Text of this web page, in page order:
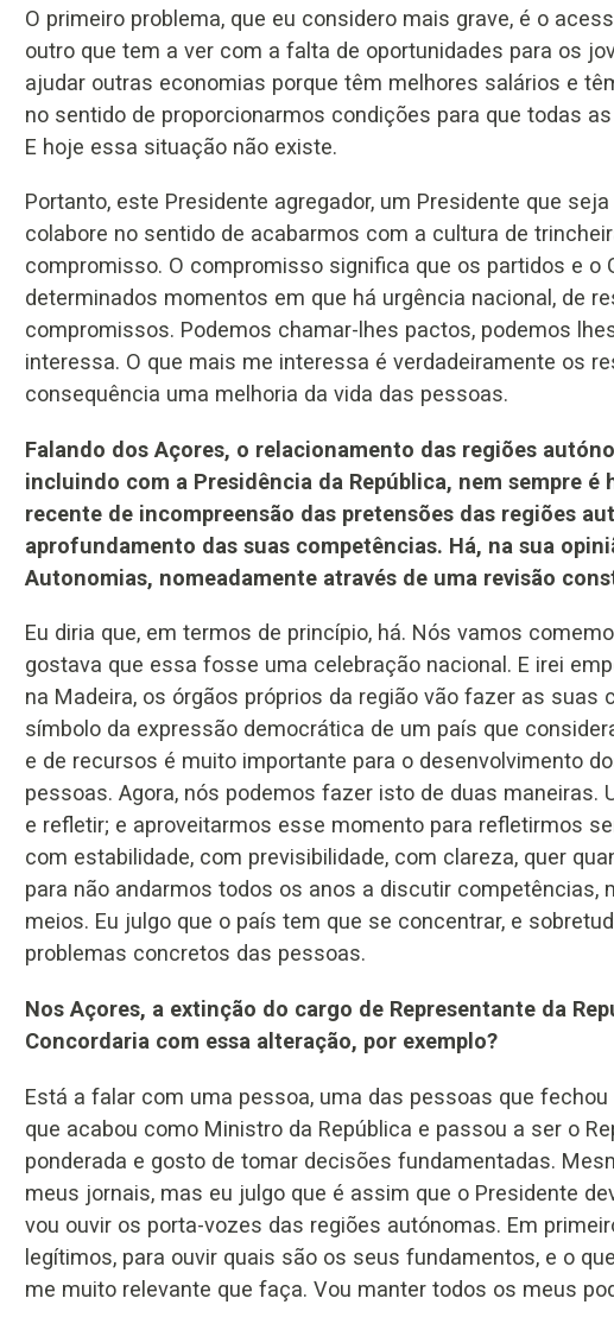
O primeiro problema, que eu considero mais grave, é o
outro que tem a ver com a falta de oportunidades para os
ajudar outras economias porque têm melhores salários e
no sentido de proporcionarmos condições para que todas
E hoje essa situação não existe.
Portanto, este Presidente agregador, um Presidente que
colabore no sentido de acabarmos com a cultura de
compromisso. O compromisso significa que os partidos e o
determinados momentos em que há urgência nacional, de
compromissos. Podemos chamar-lhes pactos, podemos
interessa. O que mais me interessa é verdadeiramente os
consequência uma melhoria da vida das pessoas.
Falando dos Açores, o relacionamento das regiões
incluindo com a Presidência da República, nem sempre é
recente de incompreensão das pretensões das regiões
aprofundamento das suas competências. Há, na sua
Autonomias, nomeadamente através de uma revisão
Eu diria que, em termos de princípio, há. Nós vamos
gostava que essa fosse uma celebração nacional. E irei
na Madeira, os órgãos próprios da região vão fazer as
símbolo da expressão democrática de um país que
e de recursos é muito importante para o desenvolvimento
pessoas. Agora, nós podemos fazer isto de duas maneiras.
e refletir; e aproveitarmos esse momento para refletirmos
com estabilidade, com previsibilidade, com clareza, quer
para não andarmos todos os anos a discutir competências,
meios. Eu julgo que o país tem que se concentrar, e
problemas concretos das pessoas.
Nos Açores, a extinção do cargo de Representante da
Concordaria com essa alteração, por exemplo?
Está a falar com uma pessoa, uma das pessoas que
que acabou como Ministro da República e passou a ser o
ponderada e gosto de tomar decisões fundamentadas.
meus jornais, mas eu julgo que é assim que o Presidente
vou ouvir os porta-vozes das regiões autónomas. Em
legítimos, para ouvir quais são os seus fundamentos, e o
me muito relevante que faça. Vou manter todos os meus